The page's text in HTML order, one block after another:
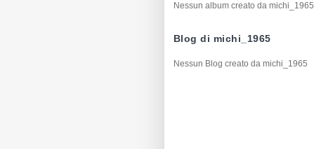
Nessun album creato da michi_1965
Blog di michi_1965
Nessun Blog creato da michi_1965